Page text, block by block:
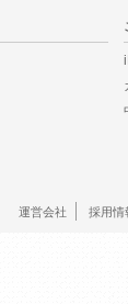
運営会社 採用情